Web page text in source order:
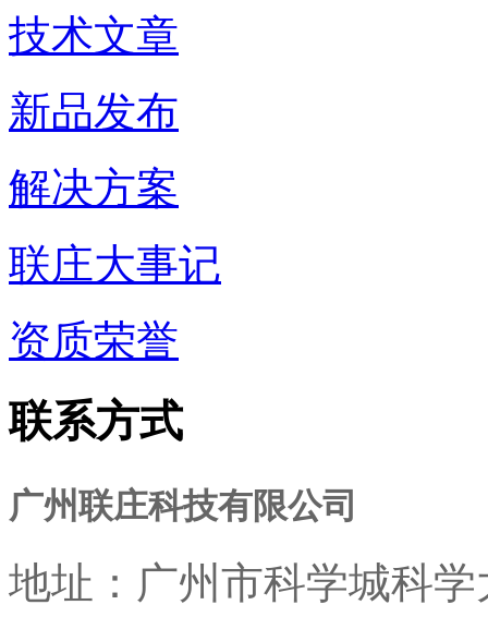
技术文章
新品发布
解决方案
联庄大事记
资质荣誉
联系方式
广州联庄科技有限公司
地址： 广州市科学城科